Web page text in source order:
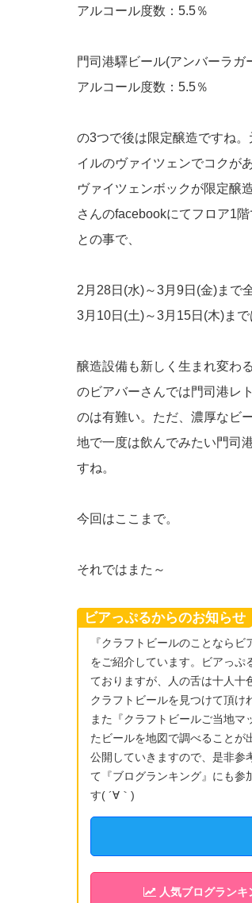
アルコール度数：5.5％
門司港驛ビール(アンバーラガ
アルコール度数：5.5％
の3つで後は限定醸造ですね
イルのヴァイツェンでコクが
ヴァイツェンボックが限定醸
さんのfacebookにてフロア1
との事で、
2月28日(水)～3月9日(金)まで
3月10日(土)～3月15日(木)ま
醸造設備も新しく生まれ変わ
のビアバーさんでは門司港レ
のは有難い。ただ、濃厚なビ
地で一度は飲んでみたい門司
すね。
今回はここまで。
それではまた～
ビアっぷるからのお知らせ
『クラフトビールのことなら
をご紹介しています。ビアっぷ
ておりますが、人の舌は十人十
クラフトビールを見つけて頂け
また『クラフトビールご当地マ
たビールを地図で調べることが
公開していきますので、是非参
て『ブログランキング』にも参
す( ´∀｀)
人気ブログランキ